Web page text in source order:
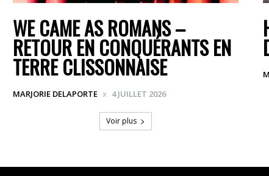
WE CAME AS ROMANS –
RETOUR EN CONQUÉRANTS EN
TERRE CLISSONNAISE
MARJORIE DELAPORTE 4 JUILLET 2026
Voir plus